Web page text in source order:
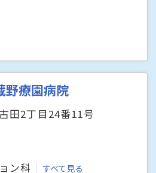
野療園病院
田2丁目24番11号
ン科
すべて見る